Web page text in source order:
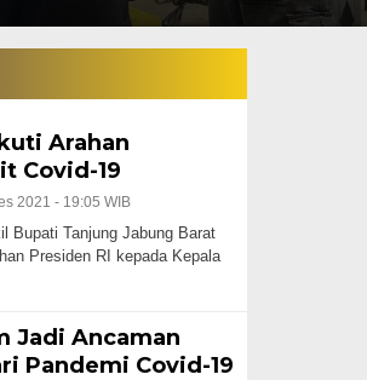
Arahan
Covid-19
2021 - 19:05 WIB
Bupati Tanjung Jabung Barat
Presiden RI kepada Kepala
Jadi Ancaman
Pandemi Covid-19